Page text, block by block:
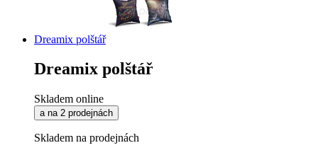
Dreamix polštář
Dreamix polštář
Skladem online
a na 2 prodejnách
Skladem na prodejnách